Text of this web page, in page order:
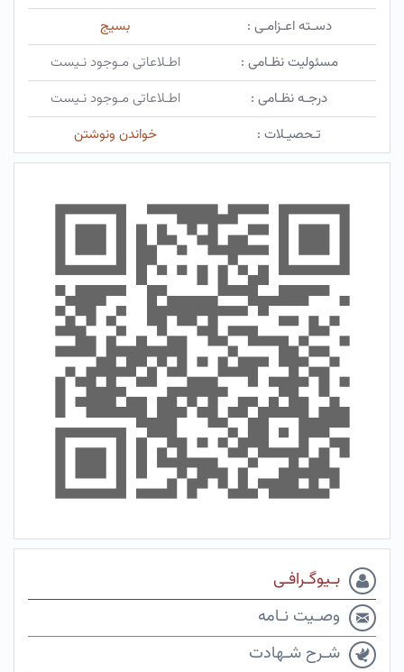
دسـته اعـزامـی :
بسیج
مسئولیت نظـامی :
اطـلاعاتی مـوجود نـیست
درجـه نظـامی :
اطـلاعاتی مـوجود نـیست
تـحصیـلات :
خواندن ونوشتن
بـیوگـرافـی
وصـیت نـامه
شـرح شـهادت